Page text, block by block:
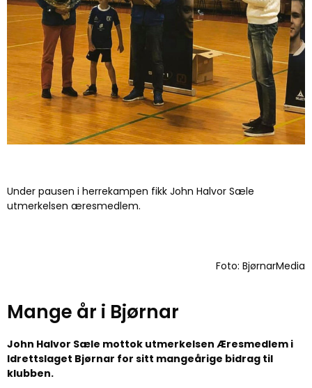
Under pausen i herrekampen fikk John Halvor Sæle
utmerkelsen æresmedlem.
Foto: BjørnarMedia
Mange år i Bjørnar
John Halvor Sæle mottok utmerkelsen Æresmedlem i
Idrettslaget Bjørnar for sitt mangeårige bidrag til
klubben.